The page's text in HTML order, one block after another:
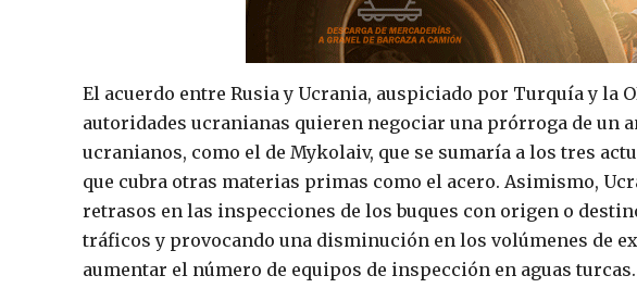
El acuerdo entre Rusia y Ucrania, auspiciado por Turquía y la
autoridades ucranianas quieren negociar una prórroga de un
ucranianos, como el de Mykolaiv, que se sumaría a los tres
que cubra otras materias primas como el acero. Asimismo,
retrasos en las inspecciones de los buques con origen o
tráficos y provocando una disminución en los volúmenes de
aumentar el número de equipos de inspección en aguas